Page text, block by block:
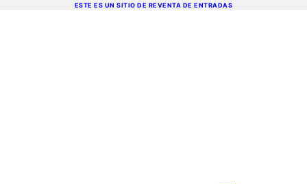
ESTE ES UN SITIO DE REVENTA DE ENTRADAS